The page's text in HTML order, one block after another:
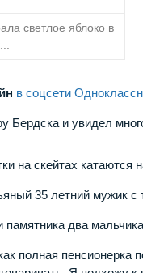
светлое яблоко в
в соцсети
Бердска и увидел
на скейтах
35 летний мужик с
два
полная